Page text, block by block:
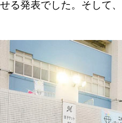
せる発表でした。そして